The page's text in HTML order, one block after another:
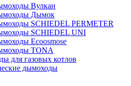
Вулкан
Дымок
SCHIEDEL PERMETER
SCHIEDEL UNI
Ecoosmose
TONA
для газовых котлов
дымоходы